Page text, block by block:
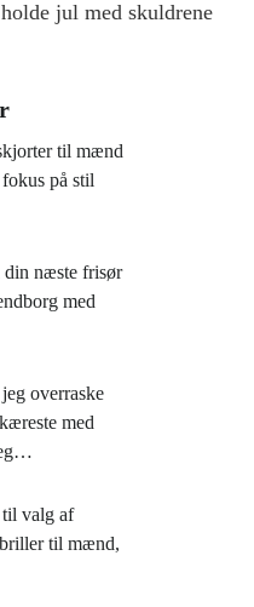
jul med skuldrene
til mænd
på stil
din næste frisør
med
overraske
med
valg af
til mænd,